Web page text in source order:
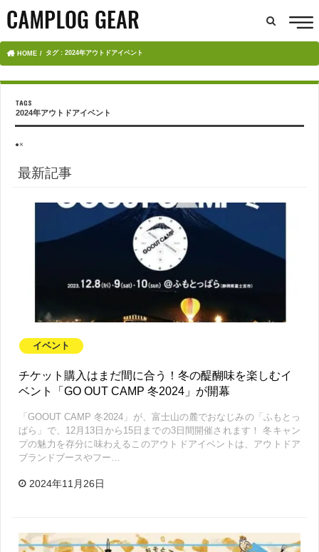
HOME タグ : 2024年アウトドアイベント
2024年アウトドアイベント
●×
最新記事
イベント
チケット購入はまだ間に合う！冬の醍醐味を楽しむイ
ベント「GO OUT CAMP 冬2024」が開幕
「GOOUT CAMP 冬2024」が、富士山の麓でおなじみの「ふもとっ
ぱら」で、12月13日から15日までの3日間開催されます！ 冬キャン
プの魅力を存分に味わえるこのアウトドアイベントは、アウトドア
ブランドブースやフー…
2024年11月26日